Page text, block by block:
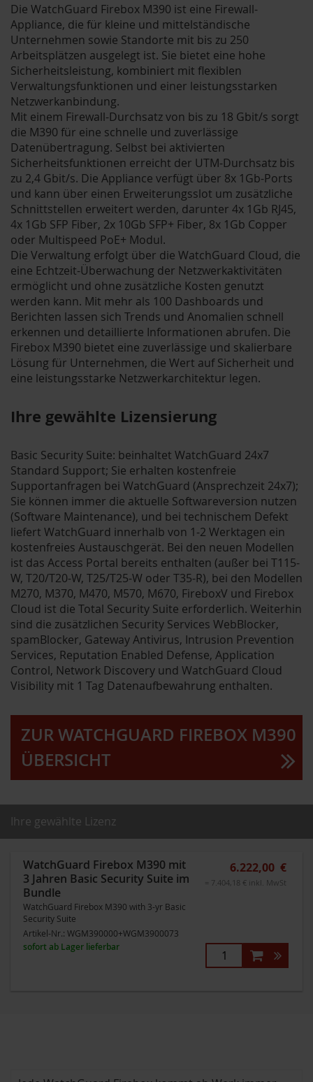
Die WatchGuard Firebox M390 ist eine Firewall-
Appliance, die für kleine und mittelständische
Unternehmen sowie Standorte mit bis zu 250
Arbeitsplätzen ausgelegt ist. Sie bietet eine hohe
Sicherheitsleistung, kombiniert mit flexiblen
Verwaltungsfunktionen und einer leistungsstarken
Netzwerkanbindung.
Mit einem Firewall-Durchsatz von bis zu 18 Gbit/s sorgt
die M390 für eine schnelle und zuverlässige
Datenübertragung. Selbst bei aktivierten
Sicherheitsfunktionen erreicht der UTM-Durchsatz bis
zu 2,4 Gbit/s. Die Appliance verfügt über 8x 1Gb-Ports
und kann über einen Erweiterungsslot um zusätzliche
Schnittstellen erweitert werden, darunter 4x 1Gb RJ45,
4x 1Gb SFP Fiber, 2x 10Gb SFP+ Fiber, 8x 1Gb Copper
oder Multispeed PoE+ Modul.
Die Verwaltung erfolgt über die WatchGuard Cloud, die
eine Echtzeit-Überwachung der Netzwerkaktivitäten
ermöglicht und ohne zusätzliche Kosten genutzt
werden kann. Mit mehr als 100 Dashboards und
Berichten lassen sich Trends und Anomalien schnell
erkennen und detaillierte Informationen abrufen. Die
Firebox M390 bietet eine zuverlässige und skalierbare
Lösung für Unternehmen, die Wert auf Sicherheit und
eine leistungsstarke Netzwerkarchitektur legen.
Ihre gewählte Lizensierung
Basic Security Suite: beinhaltet WatchGuard 24x7
Standard Support; Sie erhalten kostenfreie
Supportanfragen bei WatchGuard (Ansprechzeit 24x7);
Sie können immer die aktuelle Softwareversion nutzen
(Software Maintenance), und bei technischem Defekt
liefert WatchGuard innerhalb von 1-2 Werktagen ein
kostenfreies Austauschgerät. Bei den neuen Modellen
ist das Access Portal bereits enthalten (außer bei T115-
W, T20/T20-W, T25/T25-W oder T35-R), bei den Modellen
M270, M370, M470, M570, M670, FireboxV und Firebox
Cloud ist die Total Security Suite erforderlich. Weiterhin
sind die zusätzlichen Security Services WebBlocker,
spamBlocker, Gateway Antivirus, Intrusion Prevention
Services, Reputation Enabled Defense, Application
Control, Network Discovery und WatchGuard Cloud
Visibility mit 1 Tag Datenaufbewahrung enthalten.
ZUR WATCHGUARD FIREBOX M390
ÜBERSICHT
Ihre gewählte Lizenz
WatchGuard Firebox M390 mit
3 Jahren Basic Security Suite im
Bundle
WatchGuard Firebox M390 with 3-yr Basic
Security Suite
Artikel-Nr.: WGM390000+WGM3900073
sofort ab Lager lieferbar
6.222,00 €
= 7.404,18 € inkl. MwSt